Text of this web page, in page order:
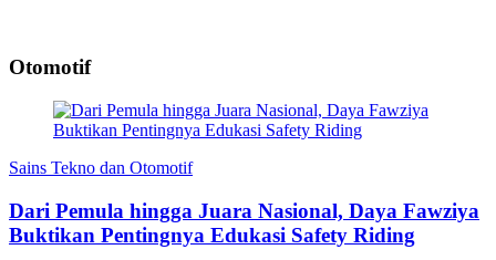
Otomotif
Sains Tekno dan Otomotif
Dari Pemula hingga Juara Nasional, Daya Fawziya
Buktikan Pentingnya Edukasi Safety Riding